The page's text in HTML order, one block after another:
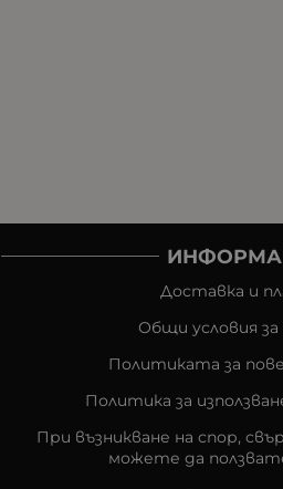
Доставка и
Общи условия за
Политиката за
Политика за
При възникване на спор,
можете да